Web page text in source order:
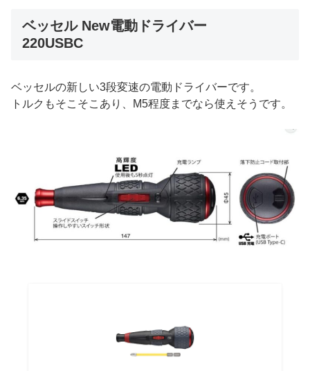
ベッセル New電動ドライバー
220USBC
ベッセルの新しい3段変速の電動ドライバーです。
トルクもそこそこあり、M5程度までなら使えそうです。